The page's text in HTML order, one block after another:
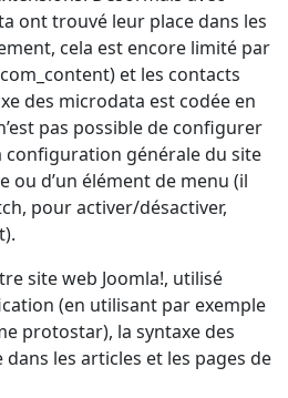
ont trouvé leur place dans les
cela est encore limité par
et les contacts
des microdata est codée en
pas possible de configurer
configuration générale du site
ou d’un élément de menu (il
pour activer/désactiver,
site web Joomla!, utilisé
(en utilisant par exemple
protostar), la syntaxe des
les articles et les pages de